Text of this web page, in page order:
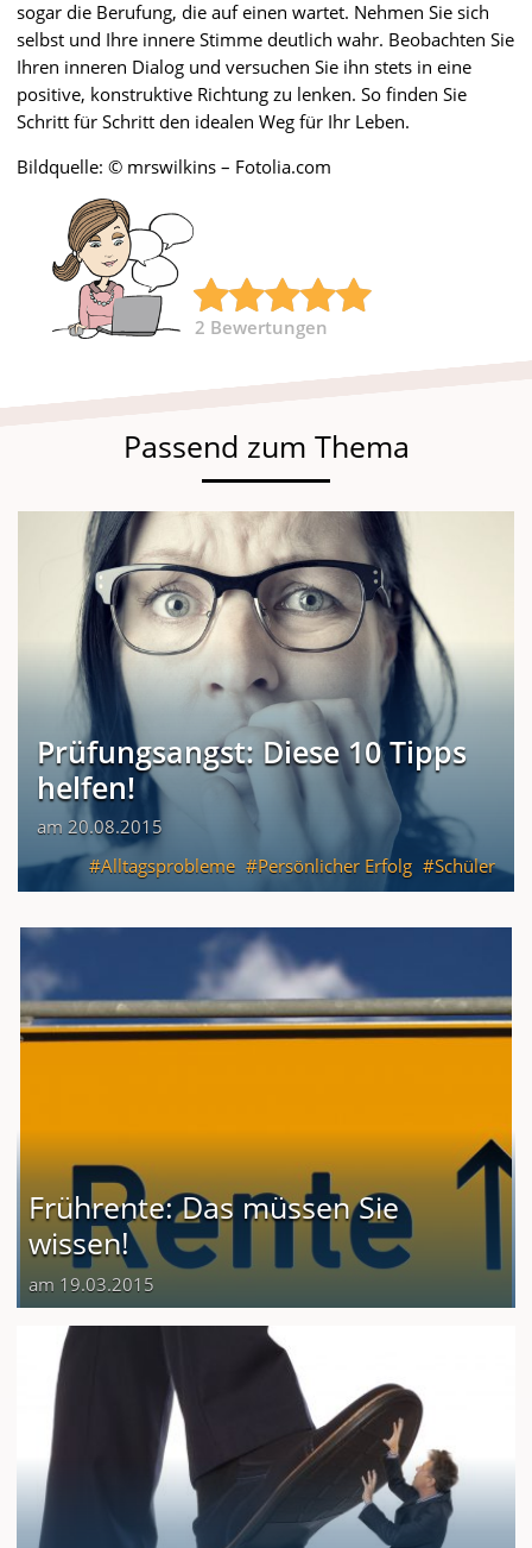
sogar die Berufung, die auf einen wartet. Nehmen Sie sich
selbst und Ihre innere Stimme deutlich wahr. Beobachten Sie
Ihren inneren Dialog und versuchen Sie ihn stets in eine
positive, konstruktive Richtung zu lenken. So finden Sie
Schritt für Schritt den idealen Weg für Ihr Leben.
Bildquelle: © mrswilkins – Fotolia.com
2 Bewertungen
Passend zum Thema
Prüfungsangst: Diese 10 Tipps
helfen!
am 20.08.2015
Alltagsprobleme
Persönlicher Erfolg Schüler
Frührente: Das müssen Sie
wissen!
am 19.03.2015